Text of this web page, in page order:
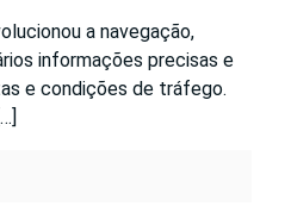
a navegação,
informações precisas e
e condições de tráfego.